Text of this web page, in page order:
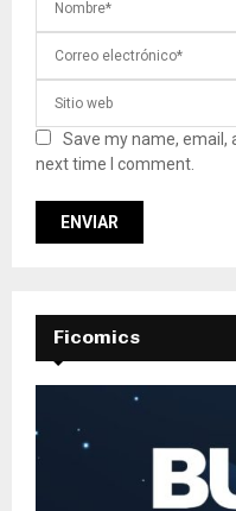
Save my name, email,
next time I comment.
Ficomics